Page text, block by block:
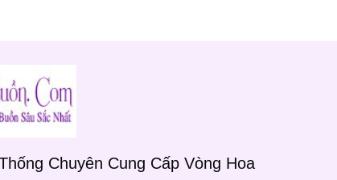
Chuyên Cung Cấp Vòng Hoa